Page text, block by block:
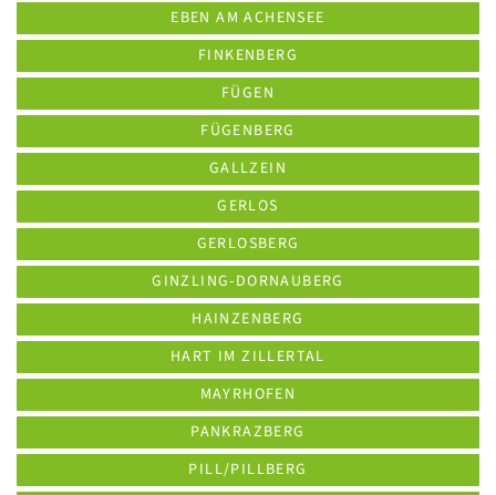
EBEN AM ACHENSEE
FINKENBERG
FÜGEN
FÜGENBERG
GALLZEIN
GERLOS
GERLOSBERG
GINZLING-DORNAUBERG
HAINZENBERG
HART IM ZILLERTAL
MAYRHOFEN
PANKRAZBERG
PILL/PILLBERG